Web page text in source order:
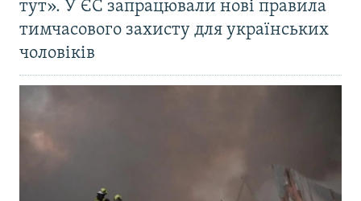
тут». У ЄС запрацювали нові правила
тимчасового захисту для українських
чоловіків